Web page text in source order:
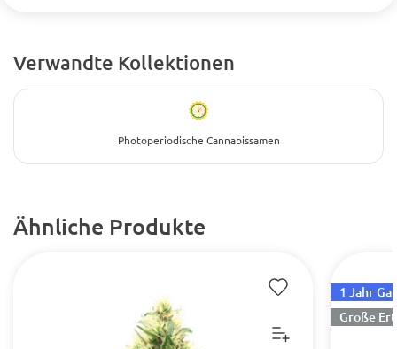
Verwandte Kollektionen
Photoperiodische Cannabissamen
Ähnliche Produkte
1 Jahr
Große